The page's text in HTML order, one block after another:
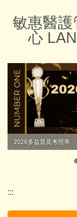
敏惠醫
心
2026多益普及考照率
:::